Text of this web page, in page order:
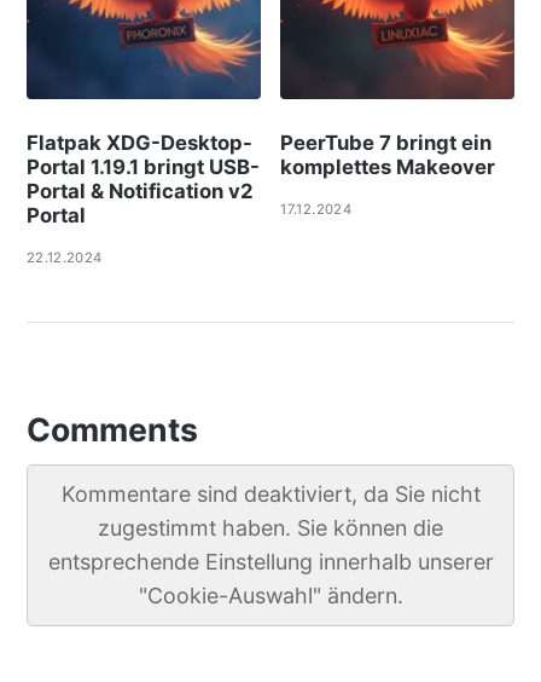
Flatpak XDG-Desktop-
Portal 1.19.1 bringt USB-
Portal & Notification v2
Portal
22.12.2024
PeerTube 7 bringt ein
komplettes Makeover
17.12.2024
Comments
Kommentare sind deaktiviert, da Sie nicht
zugestimmt haben. Sie können die
entsprechende Einstellung innerhalb unserer
"Cookie-Auswahl" ändern.